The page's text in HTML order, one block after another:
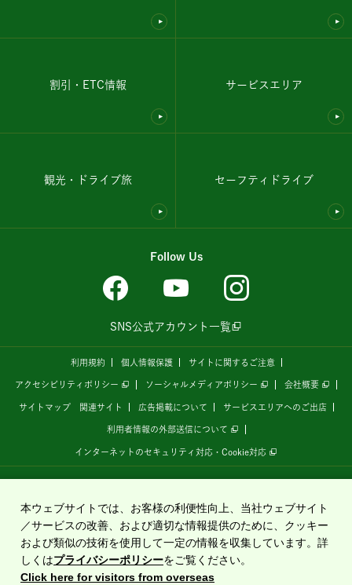
割引・ETC情報 サービスエリア
観光・ドライブ旅 セーフティドライブ
Follow Us
SNS公式アカウント一覧
利用規約 個人情報保護 サイトに関するご注意
アクセシビリティポリシー ソーシャルメディアポリシー 会社概要
サイトマップ 関連サイト 広告掲載について サービスエリアへのご出店
利用者情報の外部送信について
インターネットのセキュリティ対応・Cookie対応
運営しています。
Copyright©2020 East Nippon Expressway Company Limited
All Rights Reserved.
本ウェブサイトでは、お客様の利便性向上、当社ウェブサイト
／サービスの改善、および適切な情報提供のために、クッキー
および類似の技術を使用して一定の情報を収集しています。詳
しくはプライバシーポリシーをご覧ください。
Click here for visitors from overseas